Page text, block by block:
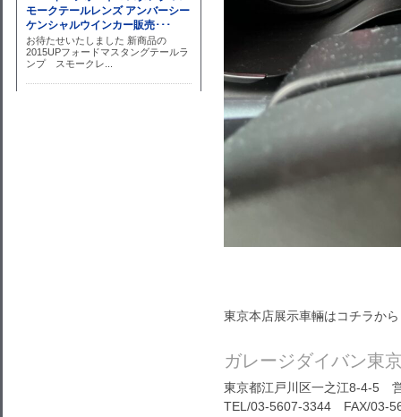
東京本店展示車輛はコチラか
ガレージダイバン東
東京都江戸川区一之江8-4-5
TEL/03-5607-3344 FAX/03-